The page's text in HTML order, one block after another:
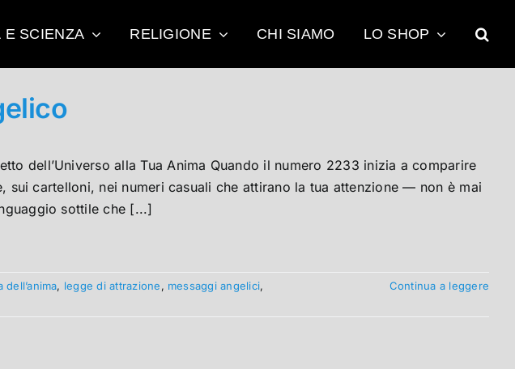
E SCIENZA RELIGIONE CHI SIAMO LO SHOP
dell’Universo alla Tua Anima Quando il numero 2233 inizia a comparire
sui cartelloni, nei numeri casuali che attirano la tua attenzione — non è mai
sottile che [...]
dell’anima, legge di attrazione, messaggi angelici,
Continua a leggere